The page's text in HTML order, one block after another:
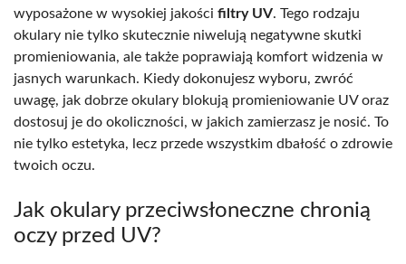
wyposażone w wysokiej jakości filtry UV. Tego rodzaju
okulary nie tylko skutecznie niwelują negatywne skutki
promieniowania, ale także poprawiają komfort widzenia w
jasnych warunkach. Kiedy dokonujesz wyboru, zwróć
uwagę, jak dobrze okulary blokują promieniowanie UV oraz
dostosuj je do okoliczności, w jakich zamierzasz je nosić. To
nie tylko estetyka, lecz przede wszystkim dbałość o zdrowie
twoich oczu.
Jak okulary przeciwsłoneczne chronią
oczy przed UV?